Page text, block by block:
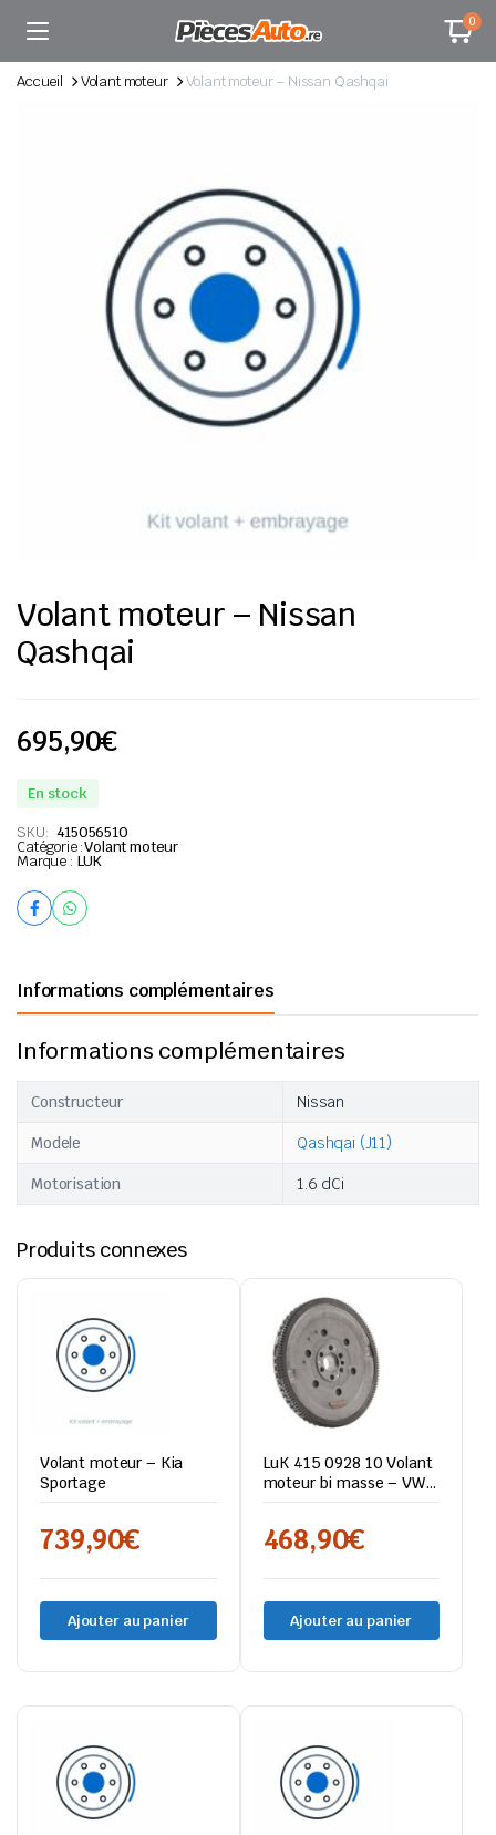
0
Accueil Volant moteur Volant moteur – Nissan Qashqai
Volant moteur – Nissan
Qashqai
695,90€
En stock
SKU: 415056510
Catégorie :Volant moteur
Marque : LUK
Informations complémentaires
Informations complémentaires
Constructeur Nissan
Modele Qashqai (J11)
Motorisation 1.6 dCi
Produits connexes
Volant moteur – Kia
Sportage
739,90€
Ajouter au panier
LuK 415 0928 10 Volant
moteur bi masse – VW
Golf VII
468,90€
Ajouter au panier